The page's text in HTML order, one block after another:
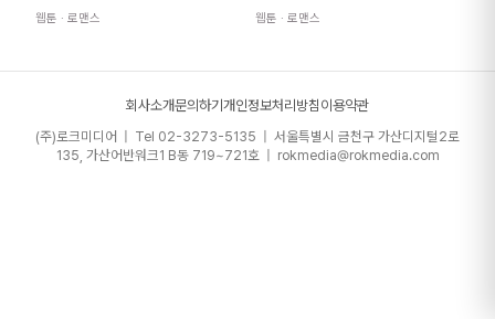
웹툰 · 로맨스 웹툰 · 로맨스
회사소개문의하기 개인정보처리방침 이용약관
(주)로크미디어 | Tel 02-3273-5135 | 서울특별시 금천구 가산디지털2로
135, 가산어반워크1 B동 719~721호 | rokmedia@rokmedia.com